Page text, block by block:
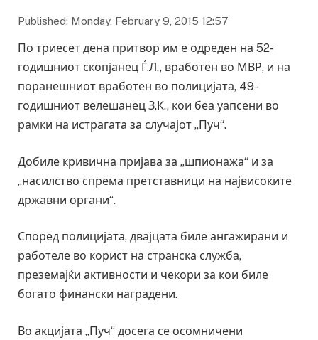
Published: Monday, February 9, 2015 12:57
По триесет дена притвор им е одреден на 52-
годишниот скопјанец Ѓ.Л., вработен во МВР, и на
поранешниот вработен во полицијата, 49-
годишниот велешанец З.К., кои беа уапсени во
рамки на истрагата за случајот „Пуч“.
Добиле кривична пријава за „шпионажа“ и за
„насилство спрема претставници на највисоките
државни органи“.
Според полицијата, двајцата биле ангажирани и
работеле во корист на странска служба,
преземајќи активности и чекори за кои биле
богато финански наградени.
Во акцијата „Пуч“ досега се осомничени